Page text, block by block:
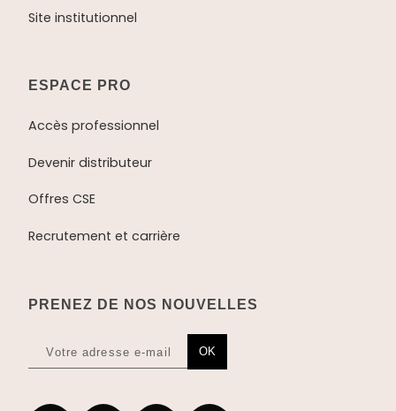
Site institutionnel
ESPACE PRO
Accès professionnel
Devenir distributeur
Offres CSE
Recrutement et carrière
PRENEZ DE NOS NOUVELLES
OK